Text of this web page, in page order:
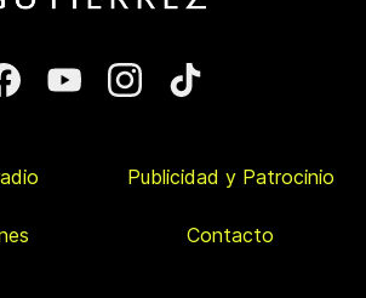
Publicidad y Patrocinio
Contacto